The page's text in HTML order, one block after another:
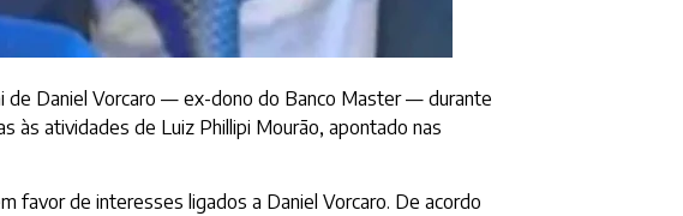
de Daniel Vorcaro — ex-dono do Banco Master — durante
às atividades de Luiz Phillipi Mourão, apontado nas
favor de interesses ligados a Daniel Vorcaro. De acordo